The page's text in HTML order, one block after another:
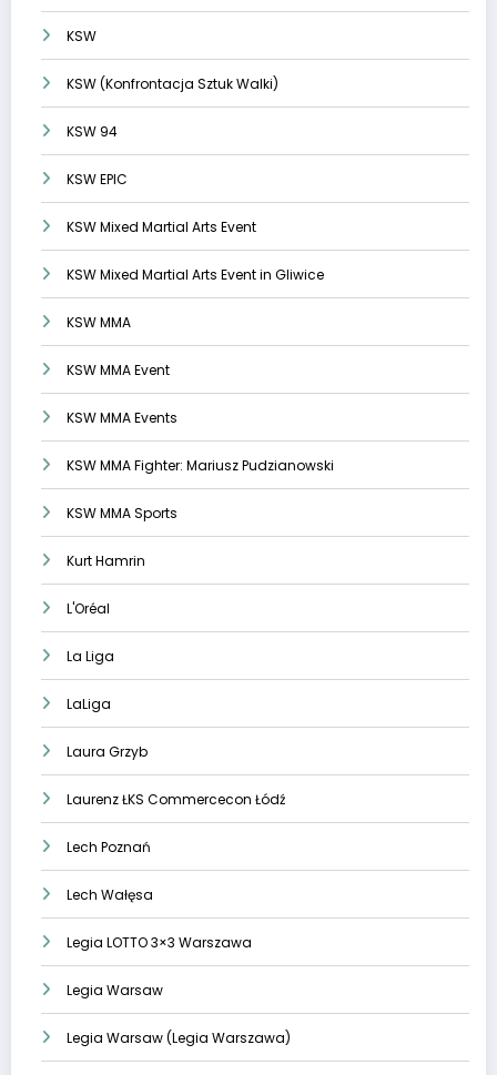
KSW
KSW (Konfrontacja Sztuk Walki)
KSW 94
KSW EPIC
KSW Mixed Martial Arts Event
KSW Mixed Martial Arts Event in Gliwice
KSW MMA
KSW MMA Event
KSW MMA Events
KSW MMA Fighter: Mariusz Pudzianowski
KSW MMA Sports
Kurt Hamrin
L'Oréal
La Liga
LaLiga
Laura Grzyb
Laurenz ŁKS Commercecon Łódź
Lech Poznań
Lech Wałęsa
Legia LOTTO 3×3 Warszawa
Legia Warsaw
Legia Warsaw (Legia Warszawa)